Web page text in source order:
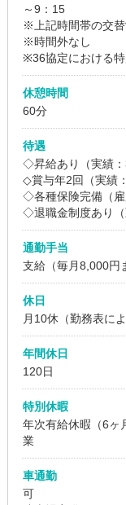
～9：15
※上記時間帯の交
※時間外なし
※36協定における
休憩時間
60分
待遇
◇昇給あり（実績：
◇賞与年2回（実績
◇各種保険完備（雇
◇退職金制度あり（
通勤手当
支給（毎月8,000円
休日
月10休（勤務表に
年間休日
120日
特別休暇
年次有給休暇（6
業
車通勤
可